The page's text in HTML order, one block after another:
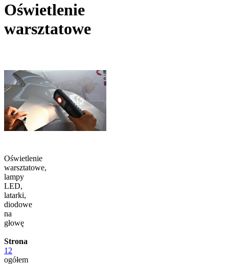
Oświetlenie
warsztatowe
Oświetlenie
warsztatowe,
lampy
LED,
latarki,
diodowe
na
głowę
Strona
1 2
ogółem